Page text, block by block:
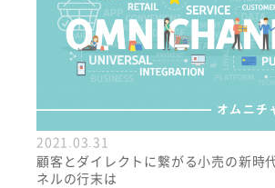
2021.03.31
顧客とダイレクトに繋がる小売の新時
ネルの行末は